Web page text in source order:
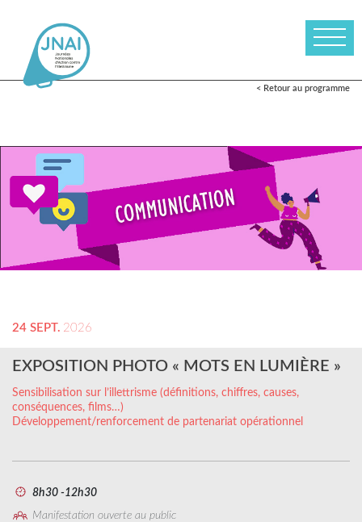
< Retour au programme
24 SEPT. 2026
EXPOSITION PHOTO « MOTS EN LUMIÈRE »
Sensibilisation sur l’illettrisme (définitions, chiffres, causes,
conséquences, films…)
Développement/renforcement de partenariat opérationnel
8h30 -12h30
Manifestation ouverte au public